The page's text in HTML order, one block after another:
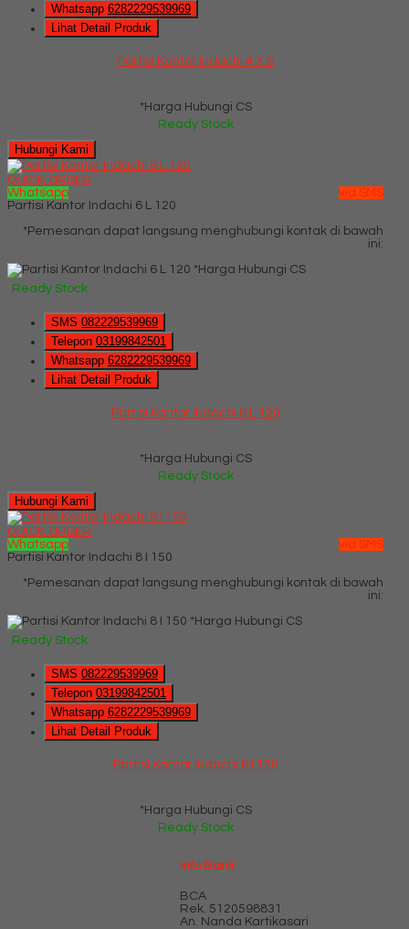
Whatsapp 6282229539969
Lihat Detail Produk
Partisi Kantor Indachi 4 X S
*Harga Hubungi CS
Ready Stock
Hubungi Kami
QUICK ORDER
Whatsapp
via SMS
Partisi Kantor Indachi 6 L 120
*Pemesanan dapat langsung menghubungi kontak di bawah
ini:
*Harga Hubungi CS
Ready Stock
SMS 082229539969
Telepon 03199842501
Whatsapp 6282229539969
Lihat Detail Produk
Partisi Kantor Indachi 6 L 120
*Harga Hubungi CS
Ready Stock
Hubungi Kami
QUICK ORDER
Whatsapp
via SMS
Partisi Kantor Indachi 8 I 150
*Pemesanan dapat langsung menghubungi kontak di bawah
ini:
*Harga Hubungi CS
Ready Stock
SMS 082229539969
Telepon 03199842501
Whatsapp 6282229539969
Lihat Detail Produk
Partisi Kantor Indachi 8 I 150
*Harga Hubungi CS
Ready Stock
Info Bank
BCA
Rek. 5120598831
An. Nanda Kartikasari